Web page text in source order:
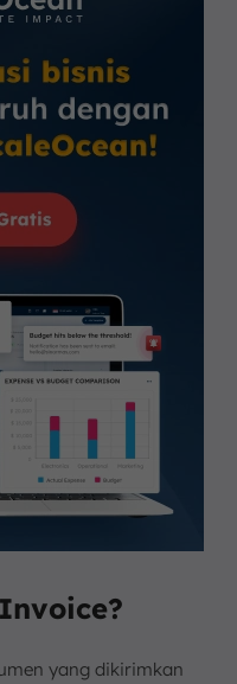
yang dikirimkan